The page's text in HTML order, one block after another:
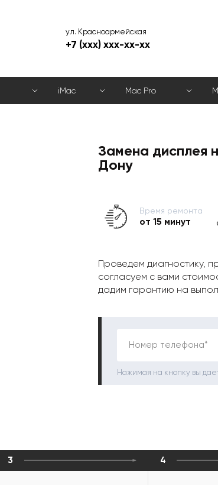
ул. Красноармейская
+7 (xxx) xxx-xx-xx
iMac Mac Pro
Замена дисплея
Дону
Время ремонта
от 15 минут
Проведем диагностику,
согласуем с вами
дадим гарантию на
Номер телефона*
Нажимая на кнопку вы
3 4